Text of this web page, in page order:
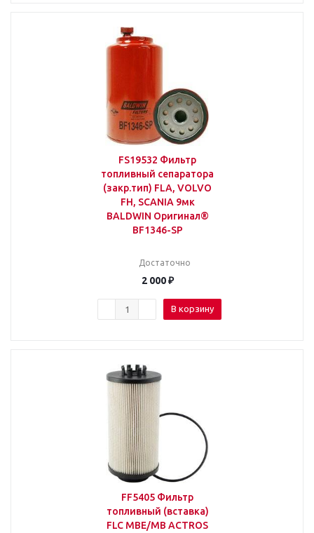
FS19532 Фильтр
топливный сепаратора
(закр.тип) FLA, VOLVO
FH, SCANIA 9мк
BALDWIN Оригинал®
BF1346-SP
Достаточно
2 000₽
В корзину
FF5405 Фильтр
топливный (вставка)
FLC MBE/MB ACTROS